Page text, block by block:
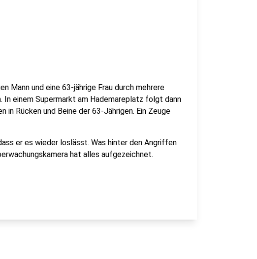
Mann und eine 63-jährige Frau durch mehrere
einem Supermarkt am Hademareplatz folgt dann
in Rücken und Beine der 63-Jährigen. Ein Zeuge
er es wieder loslässt. Was hinter den Angriffen
hat alles aufgezeichnet.